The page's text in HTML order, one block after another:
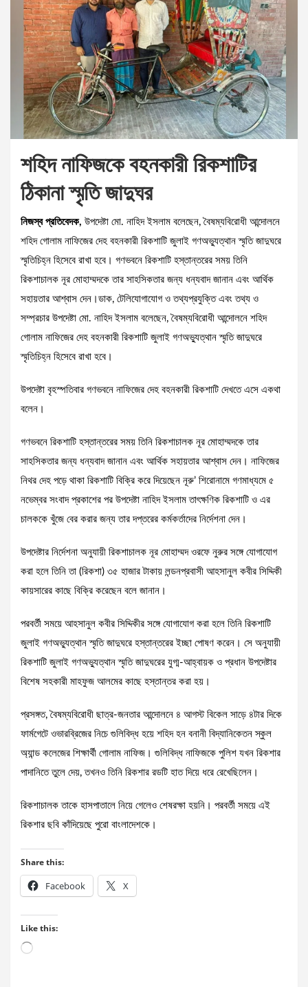
শহিদ নাফিজকে বহনকারী রিকশাটির
ঠিকানা স্মৃতি জাদুঘর
নিজস্ব প্রতিবেদক, উপদেষ্টা মো. নাহিদ ইসলাম বলেছেন, বৈষম্যবিরোধী আন্দোলনে
শহিদ গোলাম নাফিজের দেহ বহনকারী রিকশাটি জুলাই গণঅভ্যুত্থান স্মৃতি জাদুঘরে
স্মৃতিচিহ্ন হিসেবে রাখা হবে। গণভবনে রিকশাটি হস্তান্তরের সময় তিনি
রিকশাচালক নূর মোহাম্মদকে তার সাহসিকতার জন্য ধন্যবাদ জানান এবং আর্থিক
সহায়তার আশ্বাস দেন।ডাক, টেলিযোগাযোগ ও তথ্যপ্রযুক্তি এবং তথ্য ও
সম্প্রচার উপদেষ্টা মো. নাহিদ ইসলাম বলেছেন, বৈষম্যবিরোধী আন্দোলনে শহিদ
গোলাম নাফিজের দেহ বহনকারী রিকশাটি জুলাই গণঅভ্যুত্থান স্মৃতি জাদুঘরে
স্মৃতিচিহ্ন হিসেবে রাখা হবে।
উপদেষ্টা বৃহস্পতিবার গণভবনে নাফিজের দেহ বহনকারী রিকশাটি দেখতে এসে একথা
বলেন।
গণভবনে রিকশাটি হস্তান্তরের সময় তিনি রিকশাচালক নূর মোহাম্মদকে তার
সাহসিকতার জন্য ধন্যবাদ জানান এবং আর্থিক সহায়তার আশ্বাস দেন। নাফিজের
নিথর দেহ পড়ে থাকা রিকশাটি বিক্রি করে দিয়েছেন নূরু’ শিরোনামে গণমাধ্যমে ৫
নভেম্বর সংবাদ প্রকাশের পর উপদেষ্টা নাহিদ ইসলাম তাৎক্ষণিক রিকশাটি ও এর
চালককে খুঁজে বের করার জন্য তার দপ্তরের কর্মকর্তাদের নির্দেশনা দেন।
উপদেষ্টার নির্দেশনা অনুযায়ী রিকশাচালক নূর মোহাম্মদ ওরফে নুরুর সঙ্গে যোগাযোগ
করা হলে তিনি তা (রিকশা) ৩৫ হাজার টাকায় লন্ডনপ্রবাসী আহসানুল কবীর সিদ্দিকী
কায়সারের কাছে বিক্রি করেছেন বলে জানান।
পরবর্তী সময়ে আহসানুল কবীর সিদ্দিকীর সঙ্গে যোগাযোগ করা হলে তিনি রিকশাটি
জুলাই গণঅভ্যুত্থান স্মৃতি জাদুঘরে হস্তান্তরের ইচ্ছা পোষণ করেন। সে অনুযায়ী
রিকশাটি জুলাই গণঅভ্যুত্থান স্মৃতি জাদুঘরের যুগ্ম-আহ্বায়ক ও প্রধান উপদেষ্টার
বিশেষ সহকারী মাহফুজ আলমের কাছে হস্তান্তর করা হয়।
প্রসঙ্গত, বৈষম্যবিরোধী ছাত্র-জনতার আন্দোলনে ৪ আগস্ট বিকেল সাড়ে ৪টার দিকে
ফার্মগেটে ওভারব্রিজের নিচে গুলিবিদ্ধ হয়ে শহিদ হন বনানী বিদ্যানিকেতন স্কুল
অ্যান্ড কলেজের শিক্ষার্থী গোলাম নাফিজ। গুলিবিদ্ধ নাফিজকে পুলিশ যখন রিকশার
পাদানিতে তুলে দেয়, তখনও তিনি রিকশার রডটি হাত দিয়ে ধরে রেখেছিলেন।
রিকশাচালক তাকে হাসপাতালে নিয়ে গেলেও শেষরক্ষা হয়নি। পরবর্তী সময়ে এই
রিকশার ছবি কাঁদিয়েছে পুরো বাংলাদেশকে।
Share this:
Facebook X
Like this:
Loading…